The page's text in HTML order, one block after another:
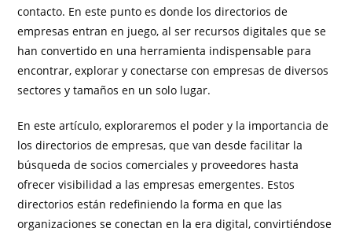
contacto. En este punto es donde los directorios de
empresas entran en juego, al ser recursos digitales que se
han convertido en una herramienta indispensable para
encontrar, explorar y conectarse con empresas de diversos
sectores y tamaños en un solo lugar.
En este artículo, exploraremos el poder y la importancia de
los directorios de empresas, que van desde facilitar la
búsqueda de socios comerciales y proveedores hasta
ofrecer visibilidad a las empresas emergentes. Estos
directorios están redefiniendo la forma en que las
organizaciones se conectan en la era digital, convirtiéndose